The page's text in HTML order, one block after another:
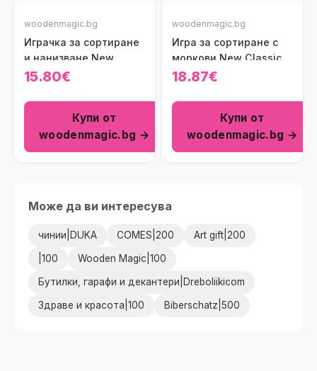
woodenmagic.bg
Играчка за сортиране
и нанизване New
Classic Toys
15.80€
Купи от
woodenmagic.bg →
woodenmagic.bg
Игра за сортиране с
моркови New Classic
Toys
18.87€
Купи от
woodenmagic.bg →
Може да ви интересува
чинии|DUKA COMES|200 Art gift|200
|100 Wooden Magic|100
Бутилки, гарафи и декантери|Dreboliikicom
Здраве и красота|100 Biberschatz|500